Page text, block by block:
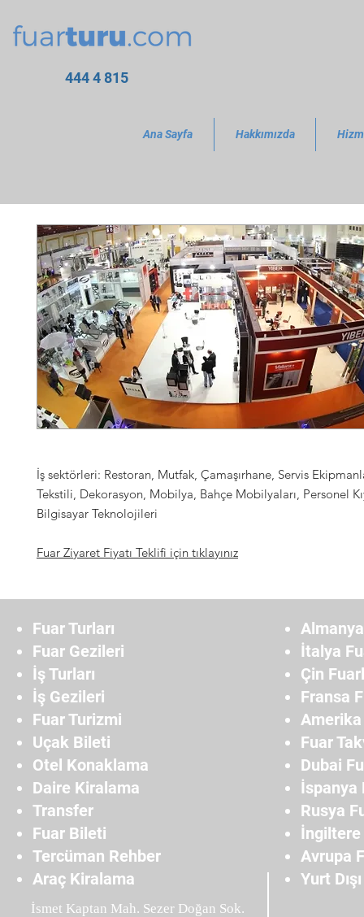
444 4 815
Ana Sayfa Hakkımızda
İş sektörleri: Restoran, Mutfak, Çamaşırhane, Servis
Tekstili, Dekorasyon, Mobilya, Bahçe Mobilyaları, Personel
Bilgisayar Teknolojileri
Fuar Ziyaret Fiyatı Teklifi için tıklayınız
Fuar Turları
Fuar Gezileri
İş Turları
İş Gezileri
Fuar Turizmi
Uçak Bileti
Otel Konaklama
Daire Kiralama
Transfer
Fuar Bileti
Tercüman Rehber
Araç Kiralama
İtalya
Çin
Fransa
Amerika
Fuar
Dubai
İspanya
Rusya
İngiltere
Avrupa
Yurt
İsmet Kaptan Mah. Sezer Doğan Sok.